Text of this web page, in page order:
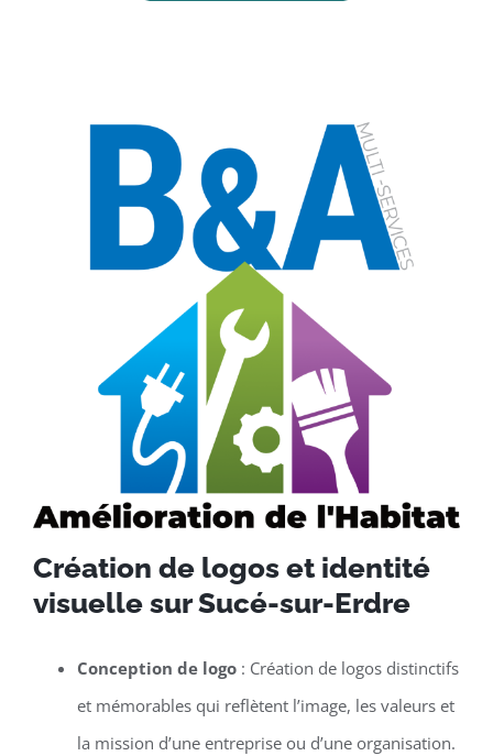
Création de logos et identité
visuelle sur Sucé-sur-Erdre
Conception de logo: Création de logos distinctifs
et mémorables qui reflètent l’image, les valeurs et
la mission d’une entreprise ou d’une organisation.